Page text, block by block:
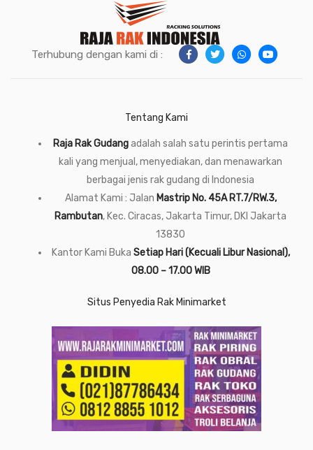
Terhubung dengan kami di :
Tentang Kami
Raja Rak Gudangadalah salah satu perintis pertama
kali yang menjual, menyediakan, dan menawarkan
berbagai jenis rak gudang di Indonesia
Alamat Kami : Jalan Mastrip No. 45A RT.7/RW.3,
Rambutan, Kec. Ciracas, Jakarta Timur, DKI Jakarta
13830
Kantor Kami Buka Setiap Hari (Kecuali Libur Nasional),
08.00 – 17.00 WIB
Situs Penyedia Rak Minimarket